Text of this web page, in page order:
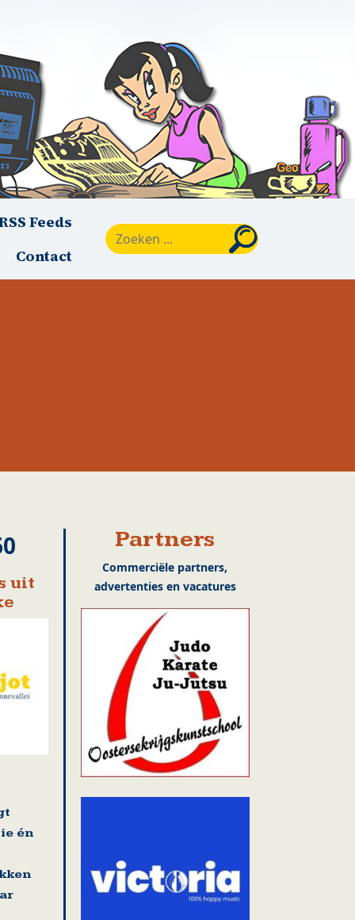
Feeds
Contact
uit
én
Partners
Commerciële partners,
advertenties en vacatures